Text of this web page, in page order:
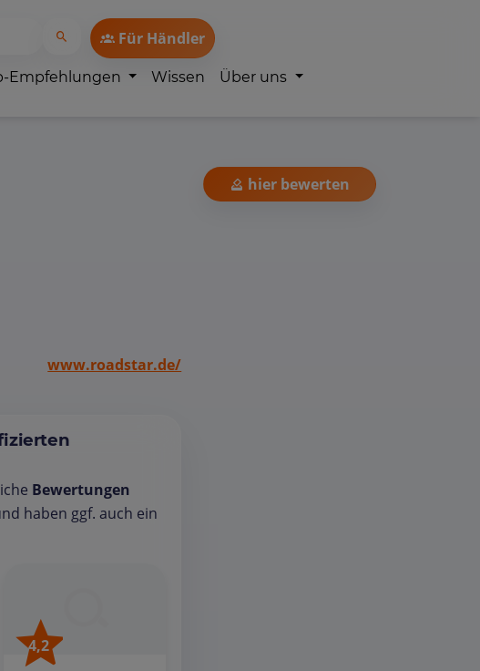
Für Händler
Empfehlungen Wissen Über uns
www.roadstar.de/
Bewertungen
haben ggf. auch ein
4,2
hier bewerten